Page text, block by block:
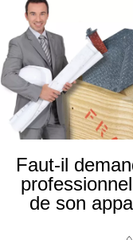
Faut-il
de son